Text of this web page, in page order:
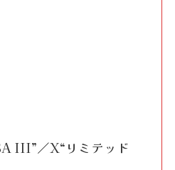
III”／X“リミテッド